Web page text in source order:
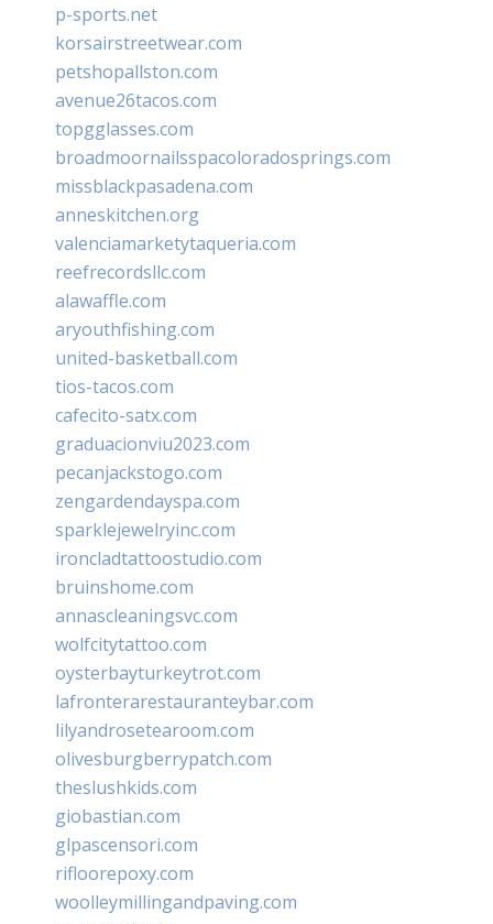
p-sports.net
korsairstreetwear.com
petshopallston.com
avenue26tacos.com
topgglasses.com
broadmoornailsspacoloradosprings.com
missblackpasadena.com
anneskitchen.org
valenciamarketytaqueria.com
reefrecordsllc.com
alawaffle.com
aryouthfishing.com
united-basketball.com
tios-tacos.com
cafecito-satx.com
graduacionviu2023.com
pecanjackstogo.com
zengardendayspa.com
sparklejewelryinc.com
ironcladtattoostudio.com
bruinshome.com
annascleaningsvc.com
wolfcitytattoo.com
oysterbayturkeytrot.com
lafronterarestauranteybar.com
lilyandrosetearoom.com
olivesburgberrypatch.com
theslushkids.com
giobastian.com
glpascensori.com
rifloorepoxy.com
woolleymillingandpaving.com